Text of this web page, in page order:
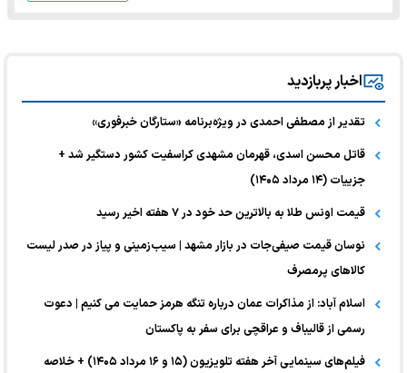
اخبار پربازدید
تقدیر از مصطفی احمدی در ویژه‌برنامه «ستارگان خبرفوری»
قاتل محسن اسدی، قهرمان مشهدی کراسفیت کشور دستگیر شد +
جزییات (۱۴ مرداد ۱۴۰۵)
قیمت اونس طلا به بالاترین حد خود در ۷ هفته اخیر رسید
نوسان قیمت صیفی‌جات در بازار مشهد | سیب‌زمینی و پیاز در صدر لیست
کالا‌های پرمصرف
اسلام آباد: از مذاکرات عمان درباره تنگه هرمز حمایت می کنیم | دعوت
رسمی از قالیباف و عراقچی برای سفر به پاکستان
فیلم‌های سینمایی آخر هفته تلویزیون (۱۵ و ۱۶ مرداد ۱۴۰۵) + خلاصه